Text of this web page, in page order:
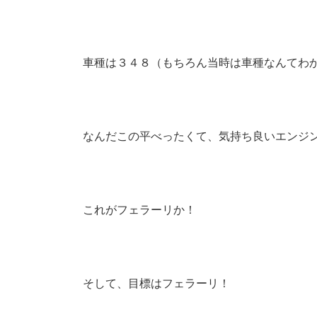
車種は３４８（もちろん当時は車種なんてわ
なんだこの平べったくて、気持ち良いエンジ
これがフェラーリか！
そして、目標はフェラーリ！